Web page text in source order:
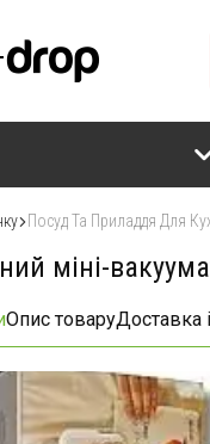
Посуд Та Приладдя Для
міні-
Опис товаруДоставка